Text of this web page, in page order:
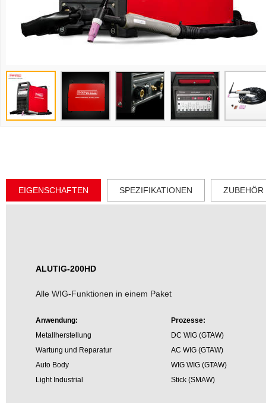
EIGENSCHAFTEN SPEZIFIKATIONEN ZUBEHÖR
ALUTIG-200HD
Alle WIG-Funktionen in einem Paket
Anwendung:
Metallherstellung
Wartung und Reparatur
Auto Body
Light Industrial
Prozesse:
DC WIG (GTAW)
AC WIG (GTAW)
WIG WIG (GTAW)
Stick (SMAW)